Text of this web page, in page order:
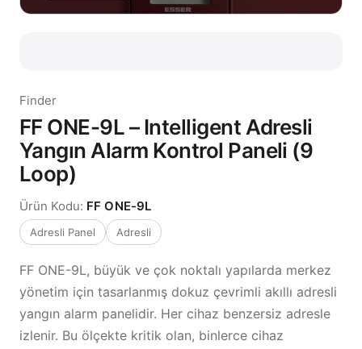
Finder
FF ONE-9L – Intelligent Adresli
Yangın Alarm Kontrol Paneli (9
Loop)
Ürün Kodu: FF ONE-9L
Adresli Panel Adresli
FF ONE-9L, büyük ve çok noktalı yapılarda merkez
yönetim için tasarlanmış dokuz çevrimli akıllı adresli
yangın alarm panelidir. Her cihaz benzersiz adresle
izlenir. Bu ölçekte kritik olan, binlerce cihaz